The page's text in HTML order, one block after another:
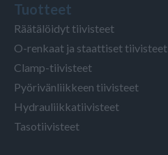
Tuotteet
Räätälöidyt tiivisteet
O-renkaat ja staattiset tiivisteet
Clamp-tiivisteet
Pyörivänliikkeen tiivisteet
Hydrauliikkatiivisteet
Tasotiivisteet